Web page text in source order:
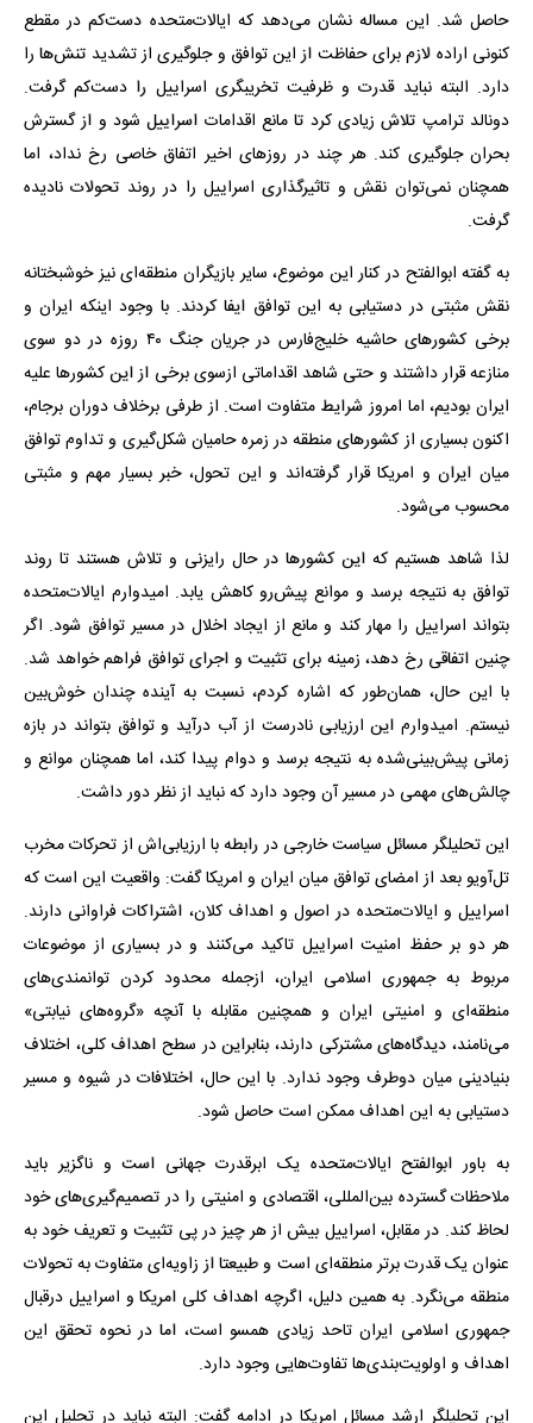
حاصل شد. این مساله نشان می‌دهد که ایالات‌متحده دست‌کم در مقطع
کنونی اراده لازم برای حفاظت از این توافق و جلوگیری از تشدید تنش‌ها را
دارد. البته نباید قدرت و ظرفیت تخریبگری اسراییل را دست‌کم گرفت.
دونالد ترامپ تلاش زیادی کرد تا مانع اقدامات اسراییل شود و از گسترش
بحران جلوگیری کند. هر چند در روزهای اخیر اتفاق خاصی رخ نداد، اما
همچنان نمی‌توان نقش و تاثیرگذاری اسراییل را در روند تحولات نادیده
گرفت.
به گفته ابوالفتح در کنار این موضوع، سایر بازیگران منطقه‌ای نیز خوشبختانه
نقش مثبتی در دستیابی به این توافق ایفا کردند. با وجود اینکه ایران و
برخی کشورهای حاشیه خلیج‌فارس در جریان جنگ ۴۰ روزه در دو سوی
منازعه قرار داشتند و حتی شاهد اقداماتی ازسوی برخی از این کشورها علیه
ایران بودیم، اما امروز شرایط متفاوت است. از طرفی برخلاف دوران برجام،
اکنون بسیاری از کشورهای منطقه در زمره حامیان شکل‌گیری و تداوم توافق
میان ایران و امریکا قرار گرفته‌اند و این تحول، خبر بسیار مهم و مثبتی
محسوب می‌شود.
لذا شاهد هستیم که این کشورها در حال رایزنی و تلاش هستند تا روند
توافق به نتیجه برسد و موانع پیش‌رو کاهش یابد. امیدوارم ایالات‌متحده
بتواند اسراییل را مهار کند و مانع از ایجاد اخلال در مسیر توافق شود. اگر
چنین اتفاقی رخ دهد، زمینه برای تثبیت و اجرای توافق فراهم خواهد شد.
با این حال، همان‌طور که اشاره کردم، نسبت به آینده چندان خوش‌بین
نیستم. امیدوارم این ارزیابی نادرست از آب درآید و توافق بتواند در بازه
زمانی پیش‌بینی‌شده به نتیجه برسد و دوام پیدا کند، اما همچنان موانع و
چالش‌های مهمی در مسیر آن وجود دارد که نباید از نظر دور داشت.
این تحلیلگر مسائل سیاست خارجی در رابطه با ارزیابی‌اش از تحرکات مخرب
تل‌‌آویو بعد از امضای توافق میان ایران و امریکا گفت: واقعیت این است که
اسراییل و ایالات‌متحده در اصول و اهداف کلان، اشتراکات فراوانی دارند.
هر دو بر حفظ امنیت اسراییل تاکید می‌کنند و در بسیاری از موضوعات
مربوط به جمهوری اسلامی ایران، ازجمله محدود کردن توانمندی‌های
منطقه‌ای و امنیتی ایران و همچنین مقابله با آنچه «گروه‌های نیابتی»
می‌نامند، دیدگاه‌های مشترکی دارند، بنابراین در سطح اهداف کلی، اختلاف
بنیادینی میان دوطرف وجود ندارد. با این حال، اختلافات در شیوه و مسیر
دستیابی به این اهداف ممکن است حاصل شود.
به باور ابوالفتح ایالات‌متحده یک ابرقدرت جهانی است و ناگزیر باید
ملاحظات گسترده بین‌المللی، اقتصادی و امنیتی را در تصمیم‌گیری‌های خود
لحاظ کند. در مقابل، اسراییل بیش از هر چیز در پی تثبیت و تعریف خود به
عنوان یک قدرت برتر منطقه‌ای است و طبیعتا از زاویه‌ای متفاوت به تحولات
منطقه می‌نگرد. به همین دلیل، اگرچه اهداف کلی امریکا و اسراییل درقبال
جمهوری اسلامی ایران تاحد زیادی همسو است، اما در نحوه تحقق این
اهداف و اولویت‌بندی‌ها تفاوت‌هایی وجود دارد.
این تحلیلگر ارشد مسائل امریکا در ادامه گفت: البته نباید در تحلیل این